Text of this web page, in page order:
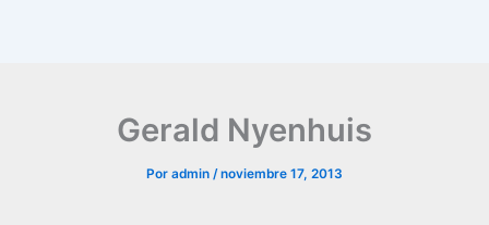
Gerald Nyenhuis
Por admin /noviembre 17, 2013